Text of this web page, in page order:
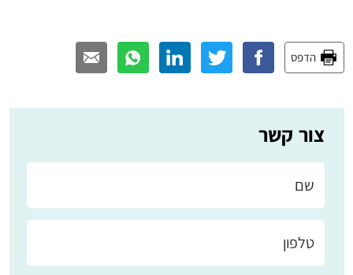
צור קשר
הדפס